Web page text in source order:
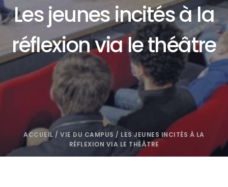
ACCUEIL / VIE DU CAMPUS / LES JEUNES INCITÉS À LA
RÉFLEXION VIA LE THÉÂTRE
Les jeunes incités à la
réflexion via le théâtre